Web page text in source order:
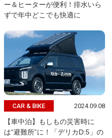
ー＆ヒーターが便利！排水いら
ずで年中どこでも快適に
CAR & BIKE 2024.09.08
【車中泊】もしもの災害時に
は“避難所”に！「デリカD:5」の